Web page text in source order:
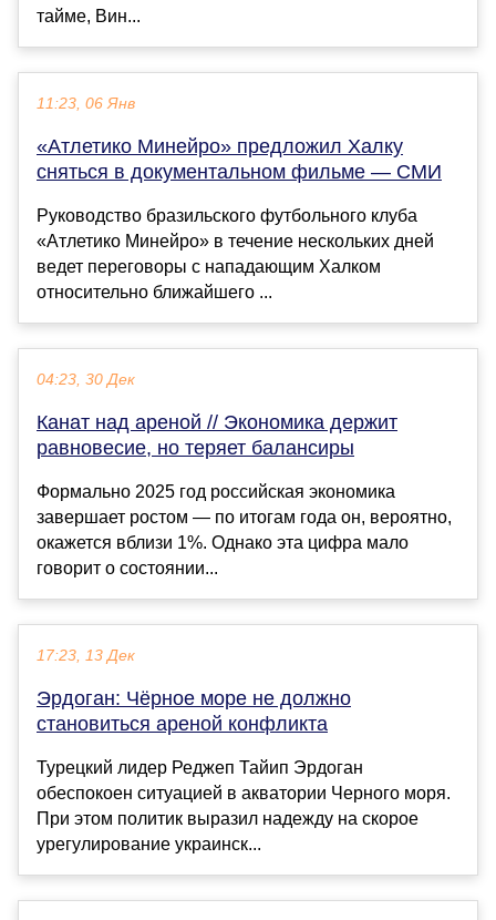
тайме, Вин...
11:23, 06 Янв
«Атлетико Минейро» предложил Халку
сняться в документальном фильме — СМИ
Руководство бразильского футбольного клуба
«Атлетико Минейро» в течение нескольких дней
ведет переговоры с нападающим Халком
относительно ближайшего ...
04:23, 30 Дек
Канат над ареной // Экономика держит
равновесие, но теряет балансиры
Формально 2025 год российская экономика
завершает ростом — по итогам года он, вероятно,
окажется вблизи 1%. Однако эта цифра мало
говорит о состоянии...
17:23, 13 Дек
Эрдоган: Чёрное море не должно
становиться ареной конфликта
Турецкий лидер Реджеп Тайип Эрдоган
обеспокоен ситуацией в акватории Черного моря.
При этом политик выразил надежду на скорое
урегулирование украинск...